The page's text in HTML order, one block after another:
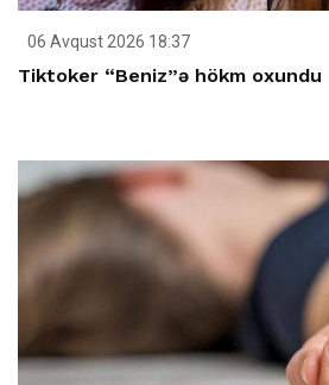
06 Avqust 2026 18:37
Tiktoker “Beniz”ə hökm oxundu